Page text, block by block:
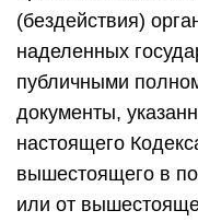
(бездействия)
наделенных
публичными
документы,
настоящего
вышестоящего в
или от